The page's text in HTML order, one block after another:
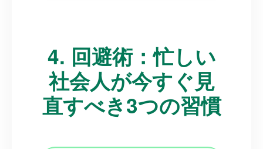
4. 回避術：忙しい
社会人が今すぐ見
直すべき3つの習慣